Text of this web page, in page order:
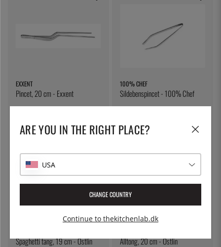
EXXENT
Pincet, 20 cm - Exxent
100% CHEF
Sildebenspincet - 100% Chef
Spaghetti tang, 19 cm - Östlin Alltong, 20 cm - Östlin
ARE YOU IN THE RIGHT PLACE?
USA
CHANGE COUNTRY
Continue to thekitchenlab.dk